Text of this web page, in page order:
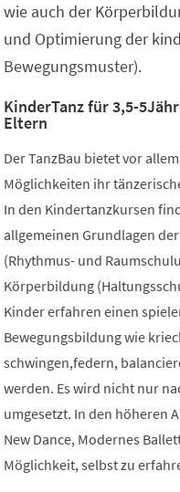
wie auch der
und Optimierung der
Bewegungsmuster).
KinderTanz für 3,5-
Eltern
Der TanzBau bietet vor
Möglichkeiten ihr
In den Kindertanzkursen
allgemeinen Grundlagen
(Rhythmus- und
Körperbildung
Kinder erfahren einen
Bewegungsbildung wie
schwingen,federn,
werden. Es wird nicht nur
umgesetzt. In den höheren
New Dance, Modernes
Möglichkeit, selbst zu